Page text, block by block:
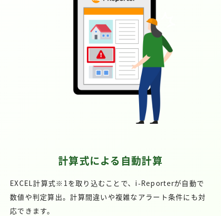
計算式による自動計算
EXCEL計算式※1を取り込むことで、i-Reporterが自動で
数値や判定算出。計算間違いや複雑なアラート条件にも対
応できます。